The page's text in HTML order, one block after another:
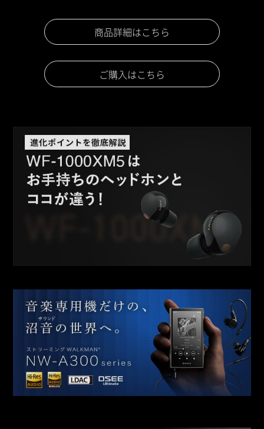
商品詳細はこちら
ご購入はこちら